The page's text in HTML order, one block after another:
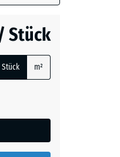
Stück
Stück m²